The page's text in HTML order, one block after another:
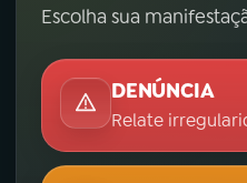
Escolha sua
DENÚNCIA
Relate